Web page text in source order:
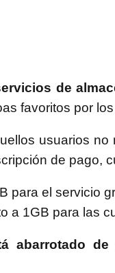
de
favoritos por
usuarios
de pago,
para el servicio
a 1GB para las
abarrotado